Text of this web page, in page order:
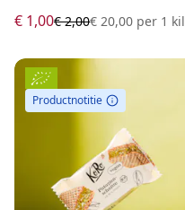
€ 1,00€ 2,00€ 20,00 per 1 kilogram
Productnotitie